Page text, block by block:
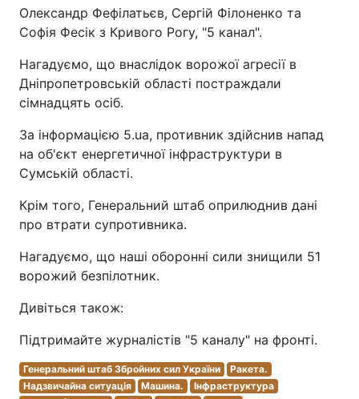
Олександр Фефілатьєв, Сергій Філоненко та
Софія Фесік з Кривого Рогу, "5 канал".
Нагадуємо, що внаслідок ворожої агресії в
Дніпропетровській області постраждали
сімнадцять осіб.
За інформацією 5.ua, противник здійснив напад
на об'єкт енергетичної інфраструктури в
Сумській області.
Крім того, Генеральний штаб оприлюднив дані
про втрати супротивника.
Нагадуємо, що наші оборонні сили знищили 51
ворожий безпілотник.
Дивіться також:
Підтримайте журналістів "5 каналу" на фронті.
Генеральний штаб Збройних сил України
Ракета.
Надзвичайна ситуація
Машина.
Інфраструктура